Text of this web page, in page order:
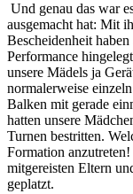
Und genau das war
ausgemacht hat: Mit
Bescheidenheit
Performance
unsere Mädels ja
normalerweise
Balken mit gerade
hatten unsere
Turnen bestritten.
Formation
mitgereisten Eltern
geplatzt.